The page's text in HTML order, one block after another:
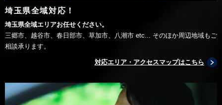
埼玉県全域対応！
埼玉県全域エリアお任せください。
三郷市、越谷市、春日部市、草加市、八潮市 etc... そのほか周辺地域もご
相談承ります。
対応エリア・アクセスマップはこちら